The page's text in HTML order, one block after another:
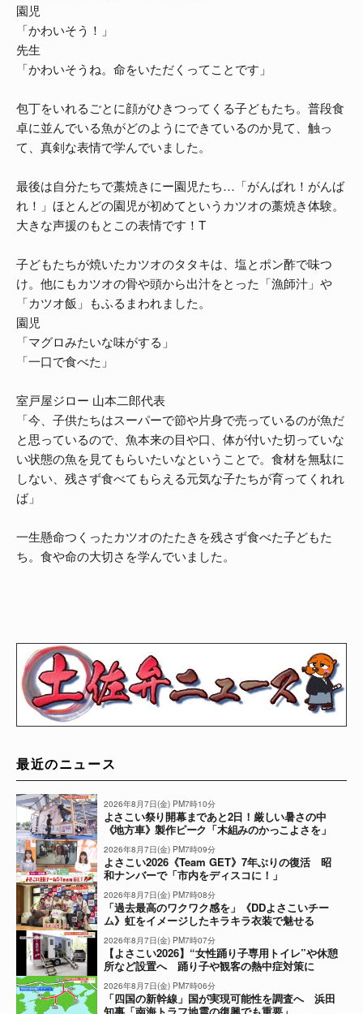
園児
「かわいそう！」
先生
「かわいそうね。命をいただくってことです」
包丁をいれるごとに顔がひきつってくる子どもたち。普段食
卓に並んでいる魚がどのようにできているのか見て、触っ
て、真剣な表情で学んでいました。
最後は自分たちで藁焼きにー園児たち…「がんばれ！がんば
れ！」ほとんどの園児が初めてというカツオの藁焼き体験。
大きな声援のもとこの表情です！T
子どもたちが焼いたカツオのタタキは、塩とポン酢で味つ
け。他にもカツオの骨や頭から出汁をとった「漁師汁」や
「カツオ飯」もふるまわれました。
園児
「マグロみたいな味がする」
「一口で食べた」
室戸屋ジロー 山本二郎代表
「今、子供たちはスーパーで節や片身で売っているのが魚だ
と思っているので、魚本来の目や口、体が付いた切っていな
い状態の魚を見てもらいたいなということで。食材を無駄に
しない、残さず食べてもらえる元気な子たちが育ってくれれ
ば」
一生懸命つくったカツオのたたきを残さず食べた子どもた
ち。食や命の大切さを学んでいました。
最近のニュース
2026年8月7日(金) PM7時10分
よさこい祭り開幕まであと2日！厳しい暑さの中
《地方車》製作ピーク「木組みのかっこよさを」
2026年8月7日(金) PM7時09分
よさこい2026《Team GET》7年ぶりの復活 昭
和ナンバーで「市内をディスコに！」
2026年8月7日(金) PM7時08分
「過去最高のワクワク感を」《DDよさこいチー
ム》虹をイメージしたキラキラ衣装で魅せる
2026年8月7日(金) PM7時07分
【よさこい2026】“女性踊り子専用トイレ”や休憩
所など設置へ 踊り子や観客の熱中症対策に
2026年8月7日(金) PM7時06分
「四国の新幹線」国が実現可能性を調査へ 浜田